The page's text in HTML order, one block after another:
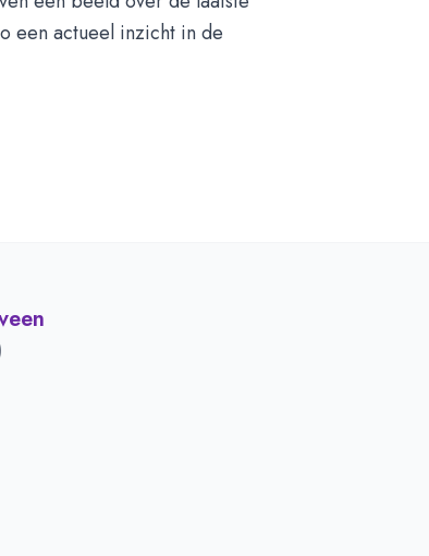
een actueel inzicht in de